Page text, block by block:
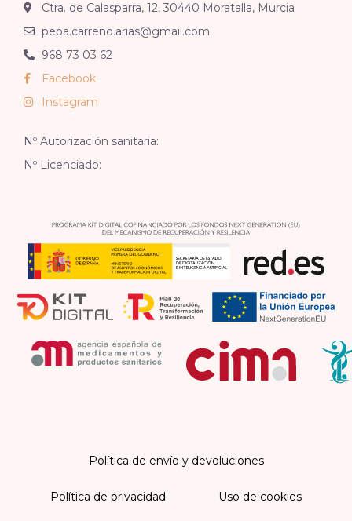
Ctra. de Calasparra, 12, 30440 Moratalla, Murcia
pepa.carreno.arias@gmail.com
968 73 03 62
Facebook
Instagram
Nº Autorización sanitaria:
Nº Licenciado:
Política de envío y devoluciones
Política de privacidad Uso de cookies